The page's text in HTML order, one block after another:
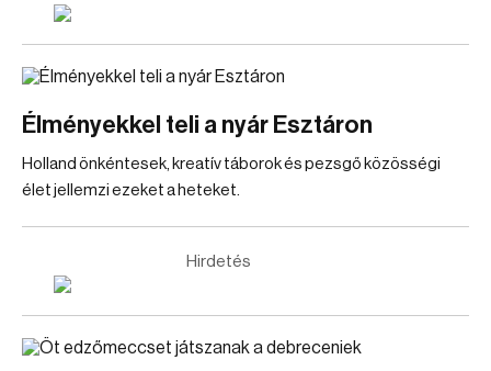
Élményekkel teli a nyár Esztáron
Holland önkéntesek, kreatív táborok és pezsgő közösségi
élet jellemzi ezeket a heteket.
Hirdetés